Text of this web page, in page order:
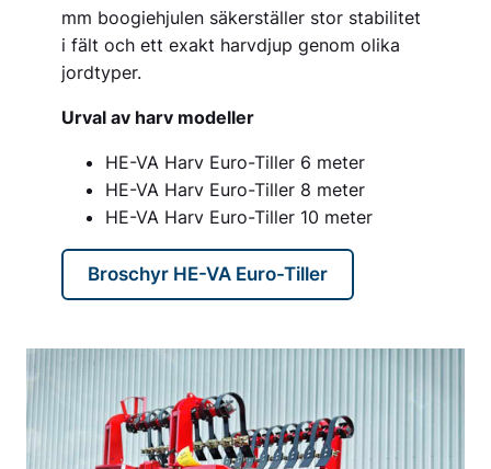
mm boogiehjulen säkerställer stor stabilitet
i fält och ett exakt harvdjup genom olika
jordtyper.
Urval av harv modeller
HE-VA Harv Euro-Tiller 6 meter
HE-VA Harv Euro-Tiller 8 meter
HE-VA Harv Euro-Tiller 10 meter
Broschyr HE-VA Euro-Tiller